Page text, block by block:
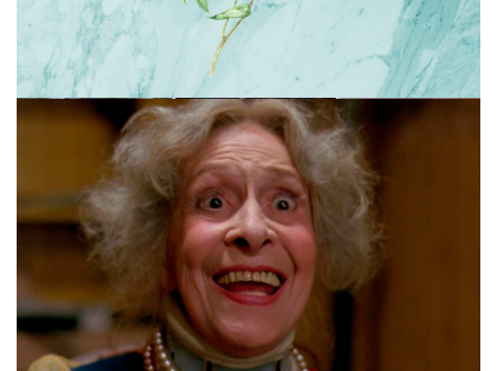
Folge 86 – HORRORFILME ÜBER MÜTTER